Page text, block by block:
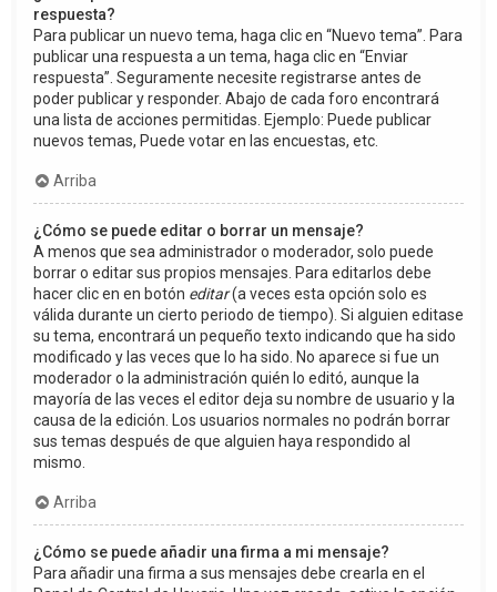
respuesta?
Para publicar un nuevo tema, haga clic en “Nuevo tema”. Para
publicar una respuesta a un tema, haga clic en “Enviar
respuesta”. Seguramente necesite registrarse antes de
poder publicar y responder. Abajo de cada foro encontrará
una lista de acciones permitidas. Ejemplo: Puede publicar
nuevos temas, Puede votar en las encuestas, etc.
Arriba
¿Cómo se puede editar o borrar un mensaje?
A menos que sea administrador o moderador, solo puede
borrar o editar sus propios mensajes. Para editarlos debe
hacer clic en en botón editar(a veces esta opción solo es
válida durante un cierto periodo de tiempo). Si alguien editase
su tema, encontrará un pequeño texto indicando que ha sido
modificado y las veces que lo ha sido. No aparece si fue un
moderador o la administración quién lo editó, aunque la
mayoría de las veces el editor deja su nombre de usuario y la
causa de la edición. Los usuarios normales no podrán borrar
sus temas después de que alguien haya respondido al
mismo.
Arriba
¿Cómo se puede añadir una firma a mi mensaje?
Para añadir una firma a sus mensajes debe crearla en el